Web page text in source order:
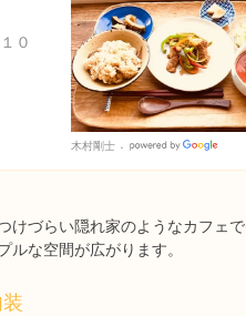
０
木村剛士
Places
けづらい隠れ家のようなカフェで
な空間が広がります。